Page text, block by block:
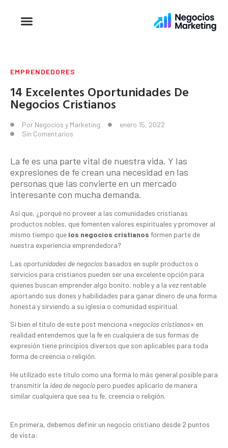
EMPRENDEDORES
14 Excelentes Oportunidades De
Negocios Cristianos
Por Negocios y Marketing
enero 15, 2022
Sin Comentarios
La fe es una parte vital de nuestra vida. Y las
expresiones de fe crean una necesidad en las
personas que las convierte en un mercado
interesante con mucha demanda.
Así que, ¿porqué no proveer a las comunidades cristianas
productos nobles, que fomenten valores espirituales y promover al
mismo tiempo que los negocios cristianos formen parte de
nuestra experiencia emprendedora?
Las oportunidades de negocios basados en suplir productos o
servicios para cristianos pueden ser una excelente opción para
quienes buscan emprender algo bonito, noble y a la vez rentable
aportando sus dones y habilidades para ganar dinero de una forma
honesta y sirviendo a su iglesia o comunidad espiritual.
Si bien el título de este post menciona «negocios cristianos» en
realidad entendemos que la fe en cualquiera de sus formas de
expresión tiene principios diversos que son aplicables para toda
forma de creencia o religión.
He utilizado este título como una forma lo más general posible para
transmitir la idea de negocio pero puedes aplicarlo de manera
similar cualquiera que sea tu fe, creencia o religión.
En primera, debemos definir un negocio cristiano desde 2 puntos
de vista: